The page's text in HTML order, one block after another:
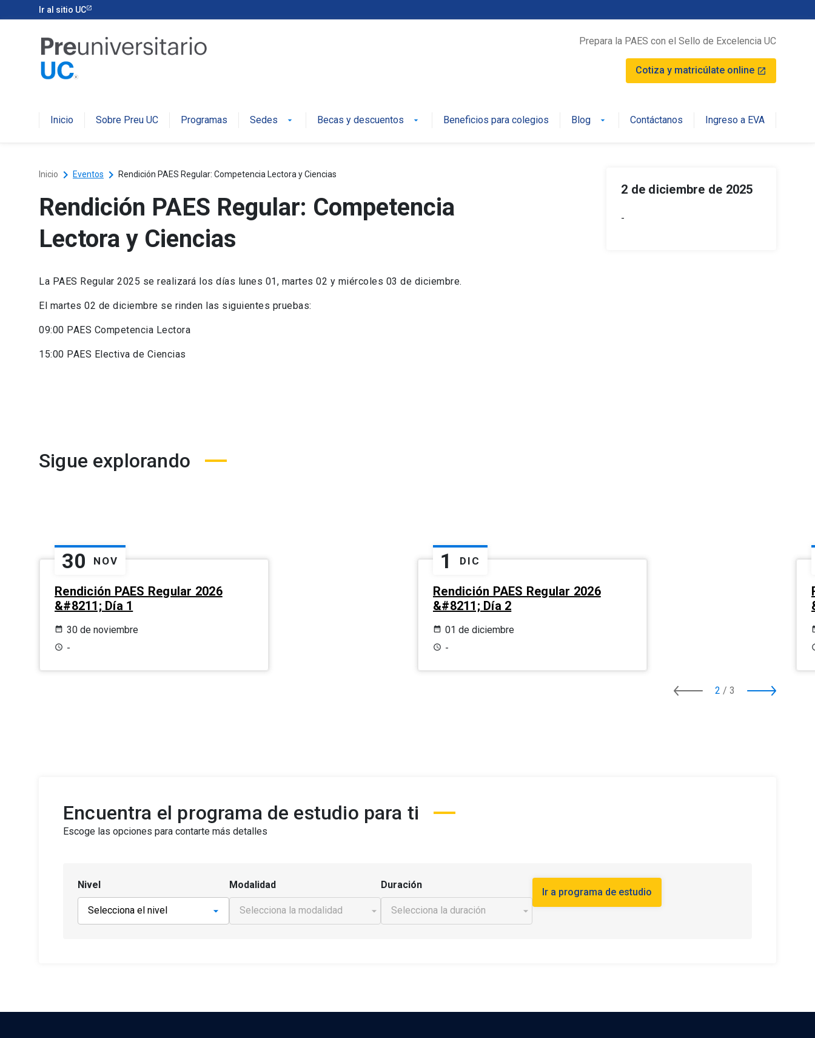
Ir al sitio UC
Prepara la PAES con el Sello de Excelencia UC
Cotiza y matricúlate online launch
Inicio Sobre Preu UC Programas Sedes arrow_drop_down Becas y descuentos arrow_drop_down Beneficios para colegios Blog arrow_drop_down Contáctanos Ingreso a EVA
Inicio keyboard_arrow_right Eventos keyboard_arrow_right Rendición PAES Regular: Competencia Lectora y Ciencias
Rendición PAES Regular: Competencia
Lectora y Ciencias
La PAES Regular 2025 se realizará los días lunes 01, martes 02 y miércoles 03 de diciembre.
El martes 02 de diciembre se rinden las siguientes pruebas:
09:00 PAES Competencia Lectora
15:00 PAES Electiva de Ciencias
2 de diciembre de 2025
-
Sigue explorando
30 NOV
Rendición PAES Regular 2026
&#8211; Día 1
30 de noviembre
-
1 DIC
Rendición PAES Regular 2026
&#8211; Día 2
01 de diciembre
-
2 / 3
Encuentra el programa de estudio para ti
Escoge las opciones para contarte más detalles
Nivel Modalidad Duración